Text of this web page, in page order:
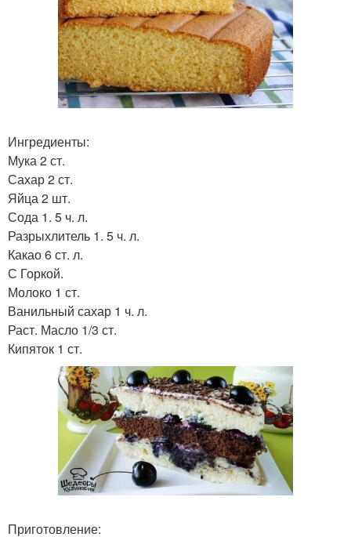
Ингредиенты:
Мука 2 ст.
Сахар 2 ст.
Яйца 2 шт.
Сода 1. 5 ч. л.
Разрыхлитель 1. 5 ч. л.
Какао 6 ст. л.
С Горкой.
Молоко 1 ст.
Ванильный сахар 1 ч. л.
Раст. Масло 1/3 ст.
Кипяток 1 ст.
Приготовление: